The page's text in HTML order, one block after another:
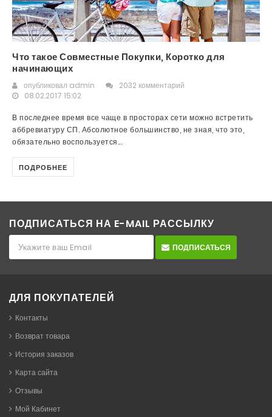
Что такое Совместные Покупки, Коротко для
начинающих
опубликовал admin
2032 комментарий
08.02.2017 15:02
В последнее время все чаще в просторах сети можно встретить
аббревиатуру СП. Абсолютное большинство, не зная, что это,
обязательно воспользуется...
ПОДРОБНЕЕ
ПОДПИСАТЬСЯ НА E-MAIL РАССЫЛКУ
ПОДПИСАТЬСЯ
ДЛЯ ПОКУПАТЕЛЕЙ
Контакты
Возврат товара
История заказов
Карта сайта
Отзывы
Мой Кабинет